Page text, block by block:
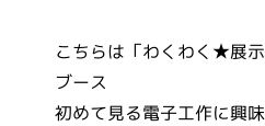
こちらは「わくわく★展
ブース
初めて見る電子工作に興